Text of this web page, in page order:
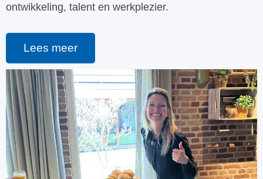
ontwikkeling, talent en werkplezier.
Lees meer